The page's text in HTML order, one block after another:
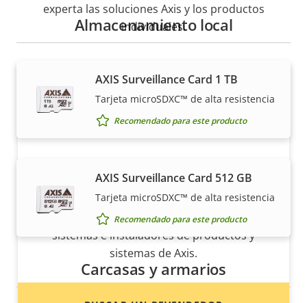
Almacenamiento local
AXIS Surveillance Card 1 TB
Tarjeta microSDXC™ de alta resistencia
Recomendado para este producto
AXIS Surveillance Card 512 GB
Tarjeta microSDXC™ de alta resistencia
Recomendado para este producto
Carcasas y armarios
experta las soluciones Axis y los productos
individuales.
¿Quiere comprar productos Axis?
Localice revendedores, integradores de
sistemas e instaladores de productos y
sistemas de Axis.